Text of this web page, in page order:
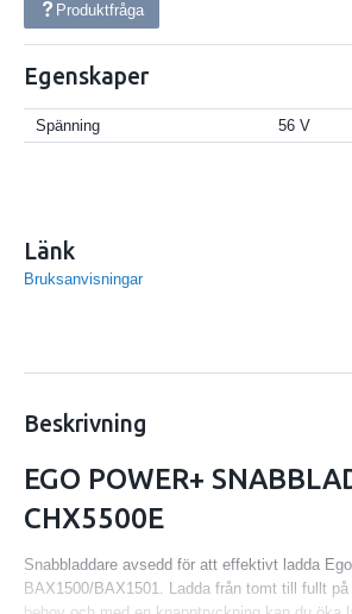
Produktfråga
Egenskaper
Spänning 56 V
Länk
Bruksanvisningar
Beskrivning
EGO POWER+
CHX5500E
Snabbladdare avsedd för att effektivt ladda
BAX1500/BAX1501. Ladda från tomt till fullt